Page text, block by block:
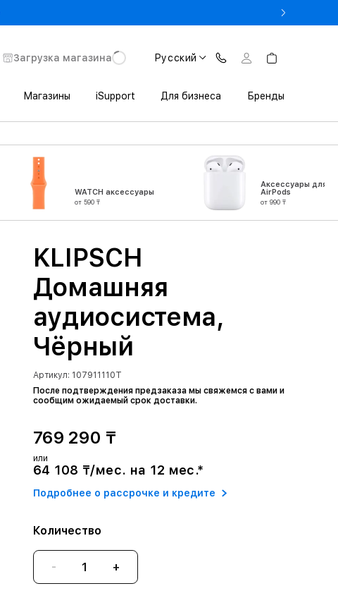
Загрузка магазина Русский
Магазины iSupport Для бизнеса Бренды
WATCH аксессуары
от 590 ₸
Аксессуары для
AirPods
от 990 ₸
KLIPSCH
Домашняя
аудиосистема,
Чёрный
Артикул: 107911110T
После подтверждения предзаказа мы свяжемся с вами и
сообщим ожидаемый срок доставки.
769 290 ₸
или
64 108 ₸/мес. на 12 мес.*
Подробнее о рассрочке и кредите
Количество
- +